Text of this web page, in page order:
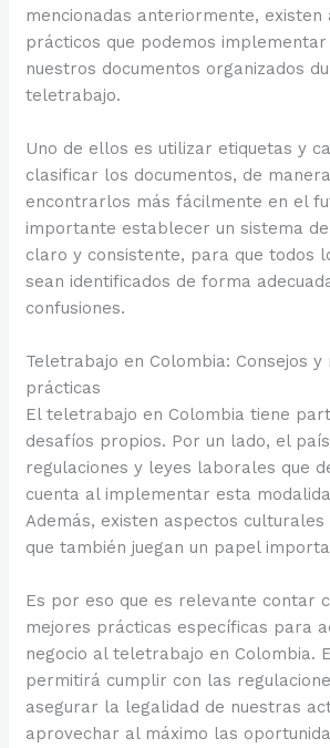
mencionadas anteriormente, existen
prácticos que podemos
nuestros documentos organizados
teletrabajo.
Uno de ellos es utilizar etiquetas y
clasificar los documentos, de
encontrarlos más fácilmente en el
importante establecer un sistema
claro y consistente, para que todos
sean identificados de forma
confusiones.
Teletrabajo en Colombia: Consejos y
prácticas
El teletrabajo en Colombia tiene
desafíos propios. Por un lado, el
regulaciones y leyes laborales que
cuenta al implementar esta
Además, existen aspectos culturales
que también juegan un papel
Es por eso que es relevante contar
mejores prácticas específicas para
negocio al teletrabajo en Colombia.
permitirá cumplir con las
asegurar la legalidad de nuestras
aprovechar al máximo las